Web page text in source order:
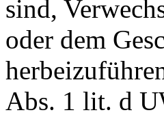
sind,
oder dem
Abs. 1 lit. d